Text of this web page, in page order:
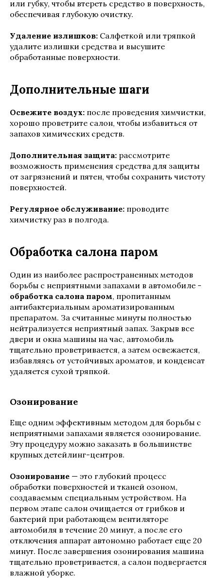
или губку, чтобы втереть средство в поверхность,
обеспечивая глубокую очистку.
Удаление излишков: Салфеткой или тряпкой
удалите излишки средства и высушите
обработанные поверхности.
Дополнительные шаги
Освежите воздух: после проведения химчистки,
хорошо проветрите салон, чтобы избавиться от
запахов химических средств.
Дополнительная защита: рассмотрите
возможность применения средства для защиты
от загрязнений и пятен, чтобы сохранить чистоту
поверхностей.
Регулярное обслуживание: проводите
химчистку раз в полгода.
Обработка салона паром
Один из наиболее распространенных методов
борьбы с неприятными запахами в автомобиле -
обработка салона паром, пропитанным
антибактериальным ароматизированным
препаратом. За считанные минуты полностью
нейтрализуется неприятный запах. Закрыв все
двери и окна машины на час, автомобиль
тщательно проветривается, а затем освежается,
избавляясь от устойчивых ароматов, и конденсат
удаляется сухой тряпкой.
Озонирование
Еще одним эффективным методом для борьбы с
неприятными запахами является озонирование.
Эту процедуру можно заказать в большинстве
крупных детейлинг-центров.
Озонирование — это глубокий процесс
обработки поверхностей и тканей озоном,
создаваемым специальным устройством. На
первом этапе салон очищается от грибков и
бактерий при работающем вентиляторе
автомобиля в течение 20 минут, а после его
отключения аппарат автономно работает еще 20
минут. После завершения озонирования машина
тщательно проветривается, а салон подвергается
влажной уборке.